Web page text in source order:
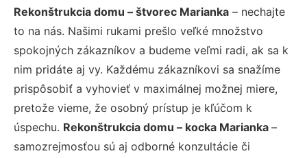
Rekonštrukcia domu – štvorec Marianka – nechajte
to na nás. Našimi rukami prešlo veľké množstvo
spokojných zákazníkov a budeme veľmi radi, ak sa k
nim pridáte aj vy. Každému zákazníkovi sa snažíme
prispôsobiť a vyhovieť v maximálnej možnej miere,
pretože vieme, že osobný prístup je kľúčom k
úspechu. Rekonštrukcia domu – kocka Marianka –
samozrejmosťou sú aj odborné konzultácie či